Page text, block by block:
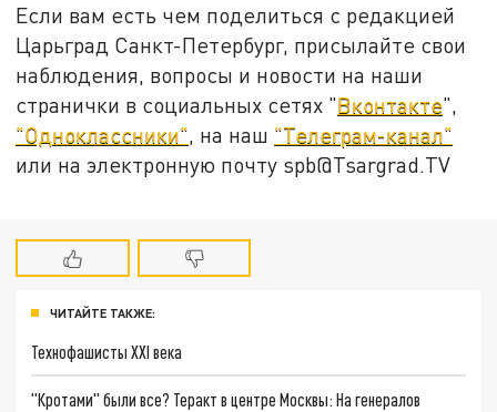
Если вам есть чем поделиться с редакцией
Царьград Санкт-Петербург, присылайте свои
наблюдения, вопросы и новости на наши
странички в социальных сетях "Вконтакте",
"Одноклассники", на наш "Телеграм-канал"
или на электронную почту spb@Tsargrad.TV
ЧИТАЙТЕ ТАКЖЕ:
Технофашисты XXI века
"Кротами" были все? Теракт в центре Москвы: На генералов